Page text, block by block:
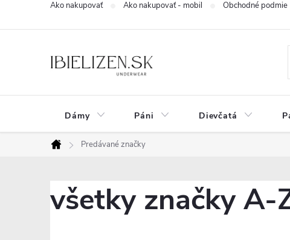
Ako nakupovať Ako nakupovať - mobil Obchodné
Dámy Páni Dievčatá
Domov
Predávané značky
všetky značky A-